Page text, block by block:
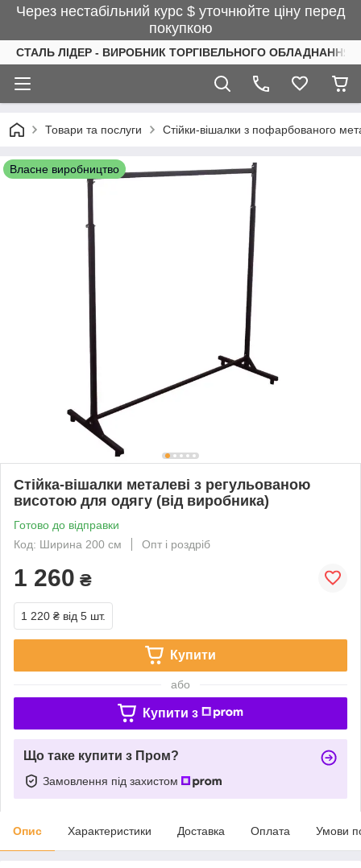
Через нестабільний курс $ уточнюйте ціну перед
покупкою
СТАЛЬ ЛІДЕР - ВИРОБНИК ТОРГІВЕЛЬНОГО ОБЛАДНАННЯ
Товари та послуги Стійки-вішалки з пофарбованого
Власне виробництво
Стійка-вішалки металеві з регульованою
висотою для одягу (від виробника)
Готово до відправки
Код: Ширина 200 см
Опт і роздріб
1 260 ₴
1 220 ₴ від 5 шт.
Купити
або
Купити з
Що таке купити з Пром?
Замовлення під захистом
Опис Характеристики Доставка Оплата Умови